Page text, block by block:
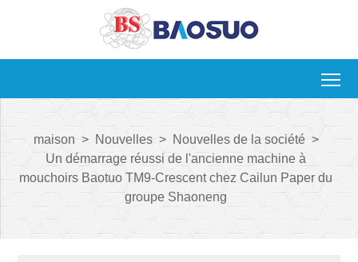
maison > Nouvelles > Nouvelles de la société >
Un démarrage réussi de l'ancienne machine à
mouchoirs Baotuo TM9-Crescent chez Cailun Paper du
groupe Shaoneng